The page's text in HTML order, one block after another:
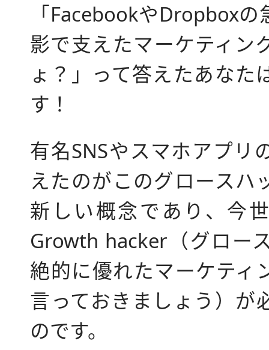
「FacebookやDropbox
影で支えたマーケティン
ょ？」って答えたあなた
す！
有名SNSやスマホアプリ
えたのがこのグロースハ
新しい概念であり、今
Growth hacker（グロー
絶的に優れたマーケティ
言っておきましょう）が
のです。